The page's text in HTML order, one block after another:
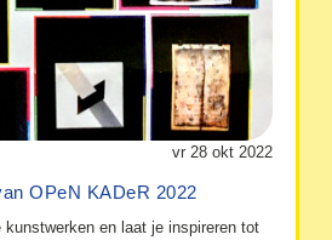
vr 28 okt 2022
OPeN KADeR 2022
kunstwerken en laat je inspireren tot